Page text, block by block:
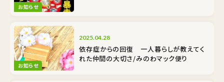
お知らせ
お知らせ
2025.04.28
依存症からの回復 一人暮らしが教えてく
れた仲間の大切さ/みのわマック便り